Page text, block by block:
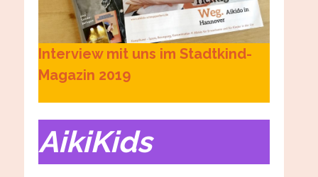
Interview mit uns im Stadtkind-
Magazin 2019
AikiKids